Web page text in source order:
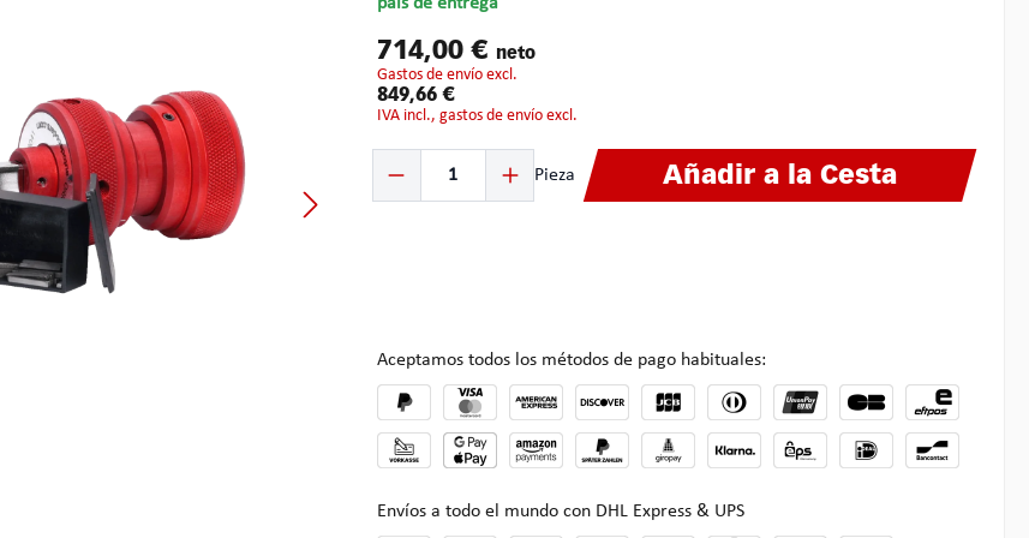
país de entrega
714,00 € neto
gastos de envío excl.
849,66 €
IVA incl., gastos de envío excl.
Cantidad del producto: introduce la cantidad deseada o usa los botones para aumentar o
Pieza Añadir a la Cesta
Aceptamos todos los métodos de pago habituales:
Envíos a todo el mundo con DHL Express & UPS